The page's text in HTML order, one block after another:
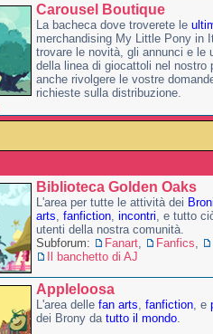
Carousel Boutique
La bacheca dove troverete le
merchandising My Little Pony in
trovare le novità, gli annunci e le
della linea di giocattoli nel nostro
anche rivolgere le vostre
richieste sulla distribuzione.
Biblioteca Golden Oaks
L'area per tutte le attività dei
arts, fanfiction, incontri, e tutto
utenti della nostra comunità.
Subforum:
Fanart, Fanfics,
Il banchetto di AJ
Appleloosa
L'area delle fan arts, fanfiction, e
dei Brony da tutto il mondo.